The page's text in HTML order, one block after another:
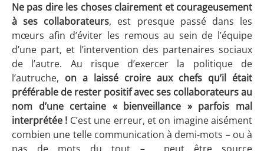
Ne pas dire les choses clairement et courageusement
à ses collaborateurs, est presque passé dans les
mœurs afin d’éviter les remous au sein de l’équipe
d’une part, et l’intervention des partenaires sociaux
de l’autre. Au risque d’exercer la politique de
l’autruche, on a laissé croire aux chefs qu’il était
préférable de rester positif avec ses collaborateurs au
nom d’une certaine « bienveillance » parfois mal
interprétée ! C’est une erreur, et on imagine aisément
combien une telle communication à demi-mots – ou à